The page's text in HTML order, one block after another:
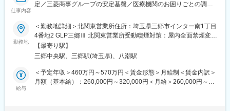
【実施内容】
・コストが低い製品を採用するために、ドクターなど医療スタッ
フへの提案
※医療スタッフの意向を確認し、コストとのバランスを鑑みて、改
善に向けた提案・各所の調整を行います。
■入社後のサポート体制：
・2～3年程度をめどに、商材知識を身につけていただきます。
仕事内容
定／三菱商事グループの安定基盤／医療機関のお困りごとの調
■職務内容：
当社は、病院経営のパートナーとして、病院で使用する医療材料
や医薬品の調達、物品管理や、医療材料費に関する削減の提案を
行っております。
本ポジションでは、基本的には顧客となる病院に常駐し、医療現
場の後方支援に必要な業務に取り組んでいただきます。
勤務地
＜勤務地詳細＞北関東営業所住所：埼玉県三郷市インター南1丁目
4番地2 GLP三郷Ⅲ 北関東営業所受動喫煙対策：屋内全面禁煙変更
の範囲：会社の定める事業所
【最寄り駅】
三郷中央駅、三郷駅(埼玉県)、八潮駅
給与
＜予定年収＞460万円～570万円＜賃金形態＞月給制＜賃金内訳＞
月額（基本給）：260,000円～320,000円＜月給＞260,000円～